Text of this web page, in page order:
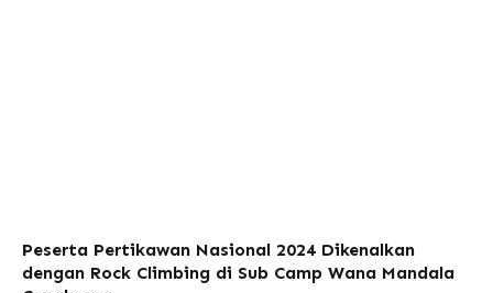
Peserta Pertikawan Nasional 2024 Dikenalkan
dengan Rock Climbing di Sub Camp Wana Mandala